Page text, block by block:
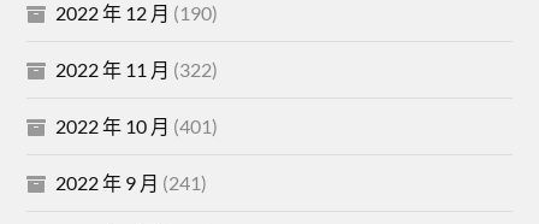
2022 年 12 月 (190)
2022 年 11 月 (322)
2022 年 10 月 (401)
2022 年 9 月 (241)